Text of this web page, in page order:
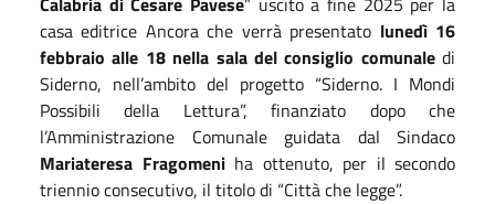
casa editrice Ancora che verrà presentato lunedì 16
febbraio alle 18 nella sala del consiglio comunaledi
Siderno, nell’ambito del progetto “Siderno. I Mondi
Possibili della Lettura”, finanziato dopo che
l’Amministrazione Comunale guidata dal Sindaco
Mariateresa Fragomeniha ottenuto, per il secondo
triennio consecutivo, il titolo di “Città che legge”.